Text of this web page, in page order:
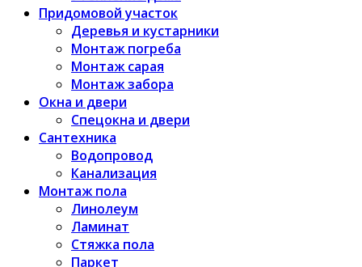
Придомовой участок
Деревья и кустарники
Монтаж погреба
Монтаж сарая
Монтаж забора
Окна и двери
Спецокна и двери
Сантехника
Водопровод
Канализация
Монтаж пола
Линолеум
Ламинат
Стяжка пола
Паркет